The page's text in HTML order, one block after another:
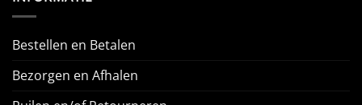
Bestellen en Betalen
Bezorgen en Afhalen